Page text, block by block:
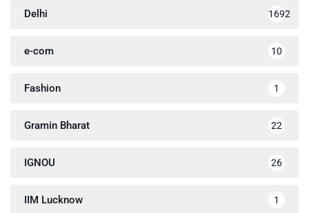
Delhi 1692
e-com 10
Fashion 1
Gramin Bharat 22
IGNOU 26
IIM Lucknow 1